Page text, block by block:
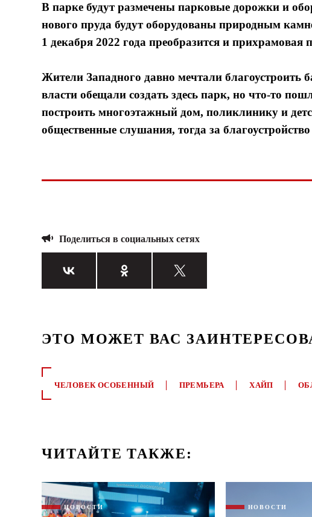
В парке будут размечены парковые дорожки и
нового пруда будут оборудованы природным
1 декабря 2022 года преобразится и прихрамовая
Жители Западного давно мечтали благоустроить
власти обещали создать здесь парк, но что-то
построить многоэтажный дом, поликлинику и
общественные слушания, тогда за
Поделиться в социальных сетях
ЭТО МОЖЕТ ВАС
ЧЕЛОВЕК ОСОБЕННЫЙ ПРЕМЬЕРА ХАЙП
ЧИТАЙТЕ ТАКЖЕ:
НОВОСТИ НОВОСТИ